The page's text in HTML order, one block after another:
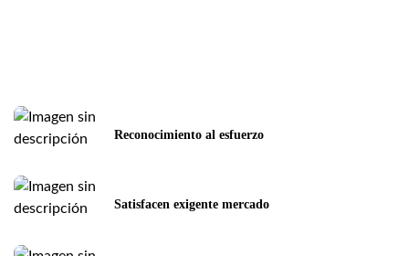
Reconocimiento al esfuerzo
Satisfacen exigente mercado